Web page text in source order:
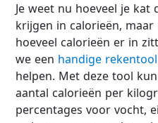
Je weet nu hoeveel je
krijgen in calorieën,
hoeveel calorieën er in
we een handige rekentool
helpen. Met deze tool
aantal calorieën per
percentages voor vocht,